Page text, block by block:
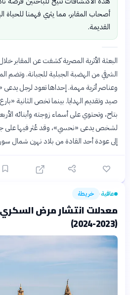
أصحاب المقابر، مما يثري فهمنا للحياة
القديمة.
البعثة الأثرية المصرية كشفت عن المقابر
الشرقي من الهضبة الجبلية للجبانة. وتضم
وعناصر أثرية مهمة. إحداها تعود لرجل
صيد وتقديم الهدايا. بينما تخص الثانية «بارع
بتاح، وتحتوي على أسماء زوجته وأبنائه
لشخص يدعى «نحسي»، وقد عُثر فيها على
إلى عودة أحد القادة من بلاد نهرن شمال
عافية› خريطة
معدلات انتشار مرض
(2023-2024)